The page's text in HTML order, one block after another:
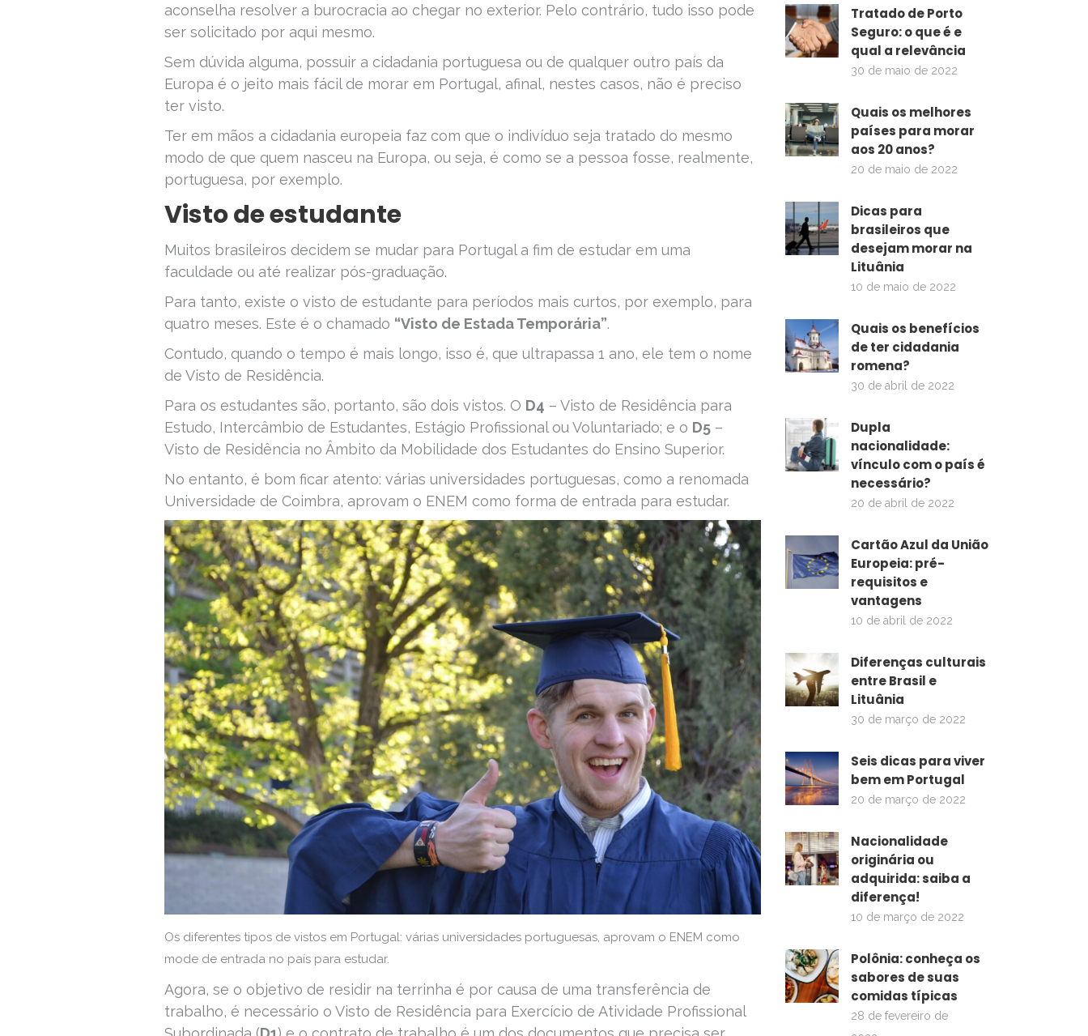
aconselha resolver a burocracia ao chegar no exterior. Pelo contrário, tudo isso pode
ser solicitado por aqui mesmo.
Sem dúvida alguma, possuir a cidadania portuguesa ou de qualquer outro país da
Europa é o jeito mais fácil de morar em Portugal, afinal, nestes casos, não é preciso
ter visto.
Ter em mãos a cidadania europeia faz com que o indivíduo seja tratado do mesmo
modo de que quem nasceu na Europa, ou seja, é como se a pessoa fosse, realmente,
portuguesa, por exemplo.
Visto de estudante
Muitos brasileiros decidem se mudar para Portugal a fim de estudar em uma
faculdade ou até realizar pós-graduação.
Para tanto, existe o visto de estudante para períodos mais curtos, por exemplo, para
quatro meses. Este é o chamado “Visto de Estada Temporária”.
Contudo, quando o tempo é mais longo, isso é, que ultrapassa 1 ano, ele tem o nome
de Visto de Residência.
Para os estudantes são, portanto, são dois vistos. O D4 – Visto de Residência para
Estudo, Intercâmbio de Estudantes, Estágio Profissional ou Voluntariado; e o D5 –
Visto de Residência no Âmbito da Mobilidade dos Estudantes do Ensino Superior.
No entanto, é bom ficar atento: várias universidades portuguesas, como a renomada
Universidade de Coimbra, aprovam o ENEM como forma de entrada para estudar.
Os diferentes tipos de vistos em Portugal: várias universidades portuguesas, aprovam o ENEM como
mode de entrada no país para estudar.
Agora, se o objetivo de residir na terrinha é por causa de uma transferência de
trabalho, é necessário o Visto de Residência para Exercício de Atividade Profissional
Tratado de Porto
Seguro: o que é e
qual a relevância
30 de maio de 2022
Quais os melhores
países para morar
aos 20 anos?
20 de maio de 2022
Dicas para
brasileiros que
desejam morar na
Lituânia
10 de maio de 2022
Quais os benefícios
de ter cidadania
romena?
30 de abril de 2022
Dupla
nacionalidade:
vínculo com o país é
necessário?
20 de abril de 2022
Cartão Azul da União
Europeia: pré-
requisitos e
vantagens
10 de abril de 2022
Diferenças culturais
entre Brasil e
Lituânia
30 de março de 2022
Seis dicas para viver
bem em Portugal
20 de março de 2022
Nacionalidade
originária ou
adquirida: saiba a
diferença!
10 de março de 2022
Polônia: conheça os
sabores de suas
comidas típicas
28 de fevereiro de